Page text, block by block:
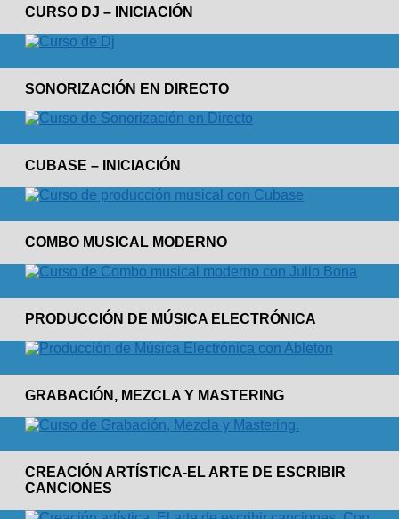
CURSO DJ – INICIACIÓN
SONORIZACIÓN EN DIRECTO
CUBASE – INICIACIÓN
COMBO MUSICAL MODERNO
PRODUCCIÓN DE MÚSICA ELECTRÓNICA
GRABACIÓN, MEZCLA Y MASTERING
CREACIÓN ARTÍSTICA-EL ARTE DE ESCRIBIR
CANCIONES